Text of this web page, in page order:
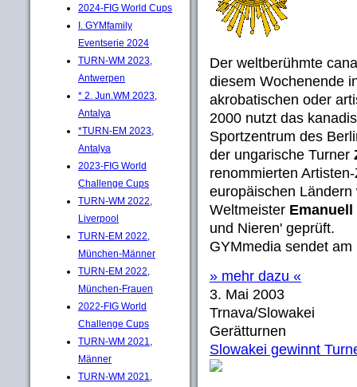
2024-FIG World Cups
I. GYMfamily
Eventserie 2024
TURN-WM 2023,
Antwerpen
* 2. Jun.WM 2023,
Antalya
*TURN-EM 2023,
Antalya
2023-FIG World
Challenge Cups
TURN-WM 2022,
Liverpool
TURN-EM 2022,
München-Männer
TURN-EM 2022,
München-Frauen
2022-FIG World
Challenge Cups
TURN-WM 2021,
Männer
TURN-WM 2021,
Der weltberühmte
diesem Wochenende
akrobatischen oder
2000 nutzt das
Sportzentrum des
der ungarische Turner
renommierten
europäischen
Weltmeister
und Nieren' geprüft.
GYMmedia sendet
» mehr dazu «
3. Mai 2003
Trnava/Slowakei
Gerätturnen
Slowakei gewinnt